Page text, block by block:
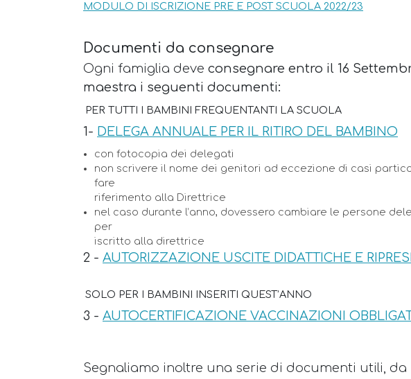
MODULO DI ISCRIZIONE PRE E POST SCUOLA 2022/23
Documenti da consegnare
Ogni famiglia deve consegnare entro il 16
maestra i seguenti documenti:
PER TUTTI I BAMBINI FREQUENTANTI LA SCUOLA
1- DELEGA ANNUALE PER IL RITIRO DEL BAMBINO
con fotocopia dei delegati
non scrivere il nome dei genitori ad eccezione di casi
fare
riferimento alla Direttrice
nel caso durante l’anno, dovessero cambiare le persone
per
iscritto alla direttrice
2 - AUTORIZZAZIONE USCITE DIDATTICHE E
SOLO PER I BAMBINI INSERITI QUEST’ANNO
3 - AUTOCERTIFICAZIONE VACCINAZIONI
Segnaliamo inoltre una serie di documenti utili, da